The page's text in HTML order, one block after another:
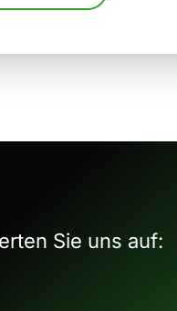
Sie uns auf: